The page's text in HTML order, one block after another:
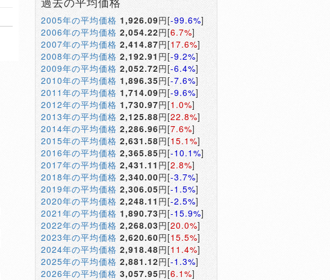
2005年の平均価格 1,926.09円[-99.6%]
2006年の平均価格 2,054.22円[6.7%]
2007年の平均価格 2,414.87円[17.6%]
2008年の平均価格 2,192.91 円[-9.2%]
2009年の平均価格 2,052.72円[-6.4%]
2010年の平均価格 1,896.35円[-7.6%]
2011年の平均価格 1,714.09円[-9.6%]
2012年の平均価格 1,730.97円[1.0%]
2013年の平均価格 2,125.88円[22.8%]
2014年の平均価格 2,286.96円[7.6%]
2015年の平均価格 2,631.58円[15.1%]
2016年の平均価格 2,365.85円[-10.1%]
2017年の平均価格 2,431.11 円[2.8%]
2018年の平均価格 2,340.00円[-3.7%]
2019年の平均価格 2,306.05円[-1.5%]
2020年の平均価格 2,248.11 円[-2.5%]
2021年の平均価格 1,890.73円[-15.9%]
2022年の平均価格 2,268.03円[20.0%]
2023年の平均価格 2,620.60円[15.5%]
2024年の平均価格 2,918.48円[11.4%]
2025年の平均価格 2,881.12円[-1.3%]
2026年の平均価格 3,057.95円[6.1%]